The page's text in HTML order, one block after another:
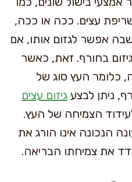
עצים. ככה או ככה,
אפשר לגזום אותו, אם
בחורף. זאת, כאשר
כלומר העץ סוג של
ניתן לבצע גיזום עצים
הצמיחה של העץ.
הנכונה אינו הורג את
את צמיחתו הבריאה.